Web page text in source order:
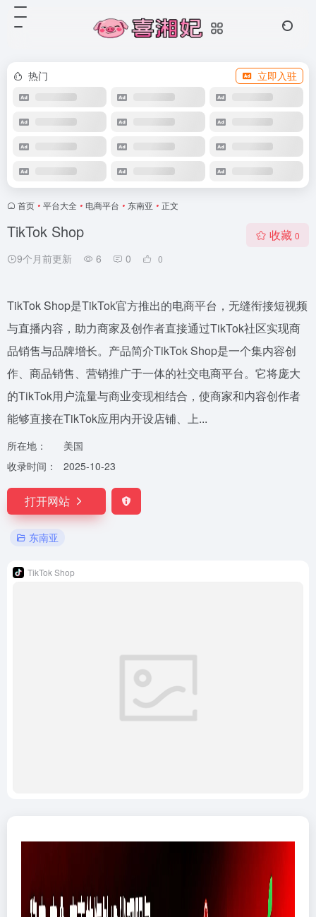
热门 立即入驻
首页 • 平台大全 • 电商平台 • 东南亚 • 正文
TikTok Shop
9个月前更新 6 0 0
收藏 0
TikTok Shop是TikTok官方推出的电商平台，无缝衔接短视频
与直播内容，助力商家及创作者直接通过TikTok社区实现商
品销售与品牌增长。产品简介TikTok Shop是一个集内容创
作、商品销售、营销推广于一体的社交电商平台。它将庞大
的TikTok用户流量与商业变现相结合，使商家和内容创作者
能够直接在TikTok应用内开设店铺、上...
所在地：
美国
收录时间：
2025-10-23
打开网站
东南亚
TikTok Shop